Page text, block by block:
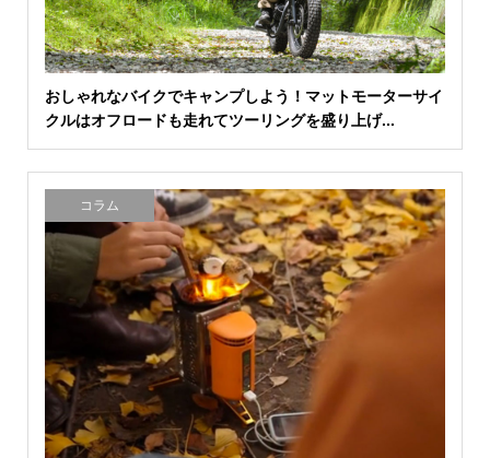
おしゃれなバイクでキャンプしよう！マットモーターサイ
クルはオフロードも走れてツーリングを盛り上げ...
コラム